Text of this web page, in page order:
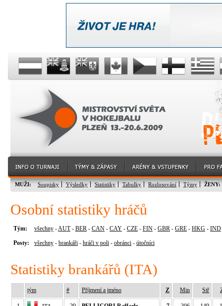
MUŽI: Soupisky Výsledky Statistiky Tabulky Rozlosování Týmy ŽENY:
Osobní statistiky hráčů
Tým: všechny -AUT- BER - CAN - CAY - CZE - FIN - GBR - GRE - HKG - IND
Posty: všechny - brankáři - hráči v poli - obránci - útočníci
Statistiky brankářů (ITA)
tým # Příjmení a jméno Z Min Stř